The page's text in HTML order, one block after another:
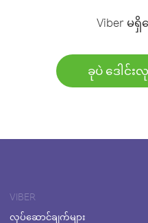
Viber မ
ခုပဲ ဒေါင်
VIBER
လုပ်ဆောင်ချက်များ